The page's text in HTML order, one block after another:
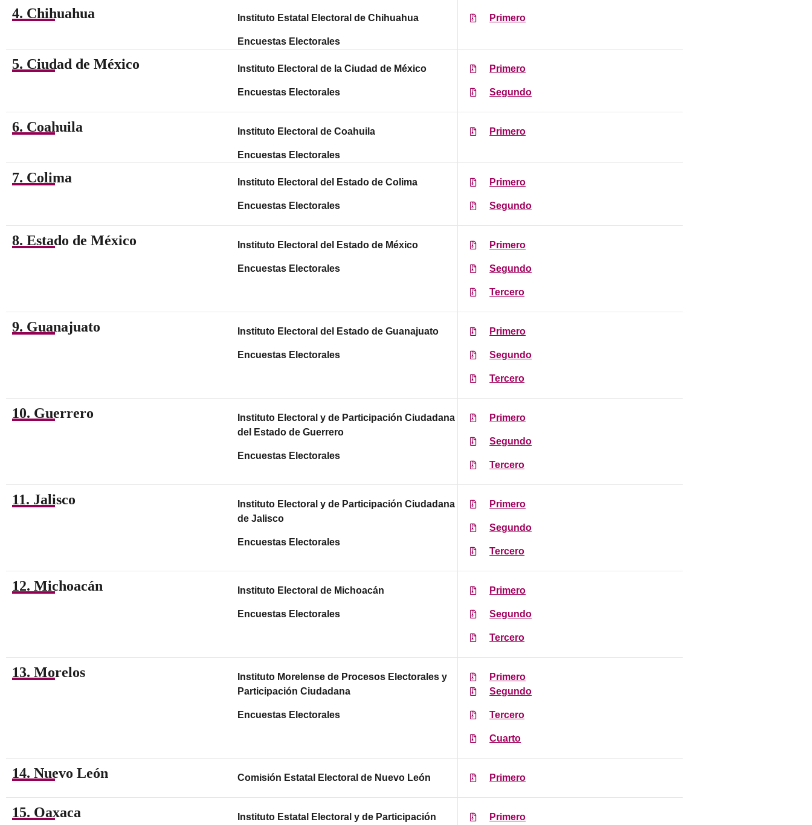
4. Chihuahua Instituto Estatal Electoral de Chihuahua
Encuestas Electorales
Primero
5. Ciudad de México Instituto Electoral de la Ciudad de México
Encuestas Electorales
Primero
Segundo
6. Coahuila Instituto Electoral de Coahuila
Encuestas Electorales
Primero
7. Colima Instituto Electoral del Estado de Colima
Encuestas Electorales
Primero
Segundo
8. Estado de México Instituto Electoral del Estado de México
Encuestas Electorales
Primero
Segundo
Tercero
9. Guanajuato Instituto Electoral del Estado de Guanajuato
Encuestas Electorales
Primero
Segundo
Tercero
10. Guerrero
Instituto Electoral y de Participación Ciudadana
del Estado de Guerrero
Encuestas Electorales
Primero
Segundo
Tercero
11. Jalisco
Instituto Electoral y de Participación Ciudadana
de Jalisco
Encuestas Electorales
Primero
Segundo
Tercero
12. Michoacán Instituto Electoral de Michoacán
Encuestas Electorales
Primero
Segundo
Tercero
13. Morelos
Instituto Morelense de Procesos Electorales y
Participación Ciudadana
Encuestas Electorales
Primero
Segundo
Tercero
Cuarto
14. Nuevo León Comisión Estatal Electoral de Nuevo León Primero
15. Oaxaca
Instituto Estatal Electoral y de Participación
Primero